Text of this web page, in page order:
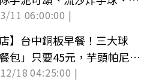
餐包
11 06:00:00 |
店】台中銅板早餐！三大球
餐包」只要45元，芋頭帕尼
一捏爆漿
18 04:25:00 |